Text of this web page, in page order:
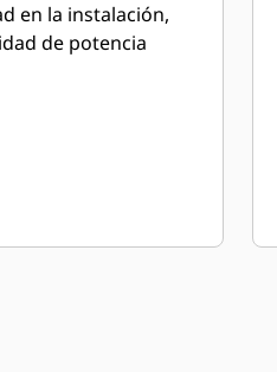
en la instalación,
de potencia